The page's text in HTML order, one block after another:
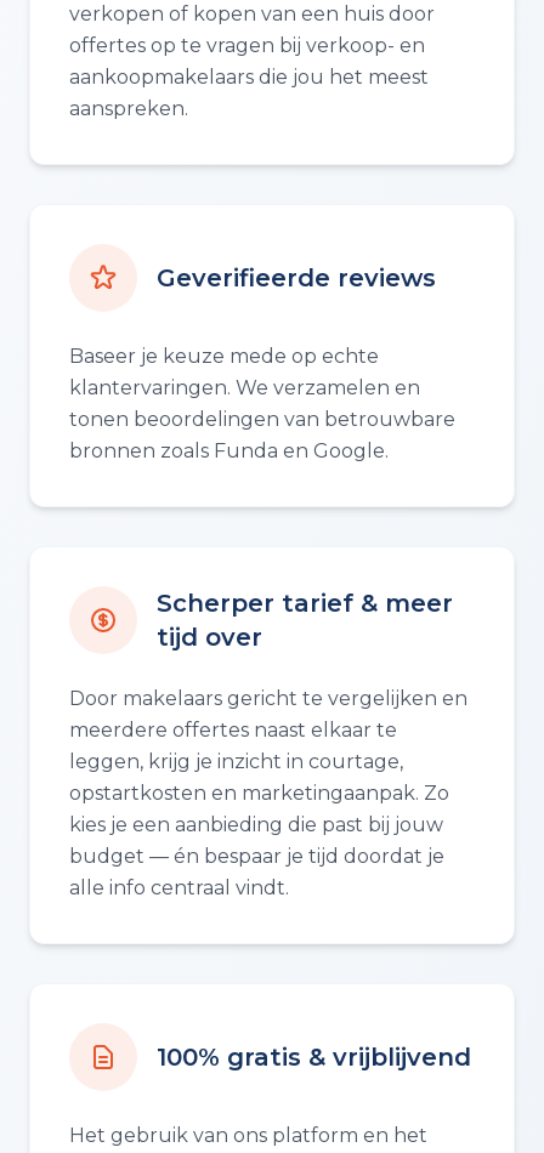
verkopen of kopen van een huis door
offertes op te vragen bij verkoop- en
aankoopmakelaars die jou het meest
aanspreken.
Geverifieerde reviews
Baseer je keuze mede op echte
klantervaringen. We verzamelen en
tonen beoordelingen van betrouwbare
bronnen zoals Funda en Google.
Scherper tarief & meer
tijd over
Door makelaars gericht te vergelijken en
meerdere offertes naast elkaar te
leggen, krijg je inzicht in courtage,
opstartkosten en marketingaanpak. Zo
kies je een aanbieding die past bij jouw
budget — én bespaar je tijd doordat je
alle info centraal vindt.
100% gratis & vrijblijvend
Het gebruik van ons platform en het